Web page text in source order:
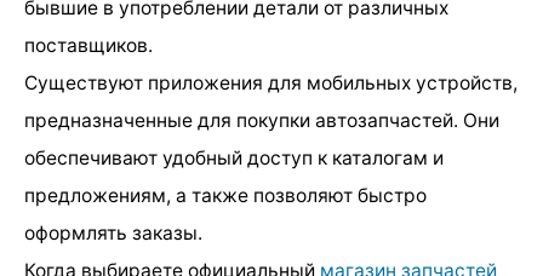
бывшие в употреблении детали от различных
поставщиков.
Существуют приложения для мобильных устройств,
предназначенные для покупки автозапчастей. Они
обеспечивают удобный доступ к каталогам и
предложениям, а также позволяют быстро
оформлять заказы.
Когда выбираете официальный магазин запчастей